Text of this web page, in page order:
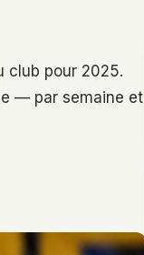
club pour 2025.
— par semaine et